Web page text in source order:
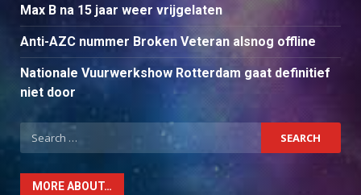
Max B na 15 jaar weer vrijgelaten
Anti-AZC nummer Broken Veteran alsnog offline
Nationale Vuurwerkshow Rotterdam gaat definitief
niet door
Search
for:
MORE ABOUT…